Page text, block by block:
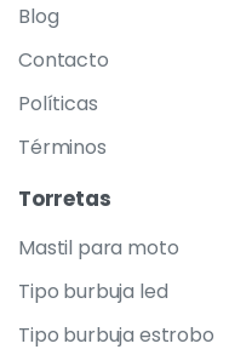
Blog
Contacto
Políticas
Términos
Torretas
Mastil para moto
Tipo burbuja led
Tipo burbuja estrobo